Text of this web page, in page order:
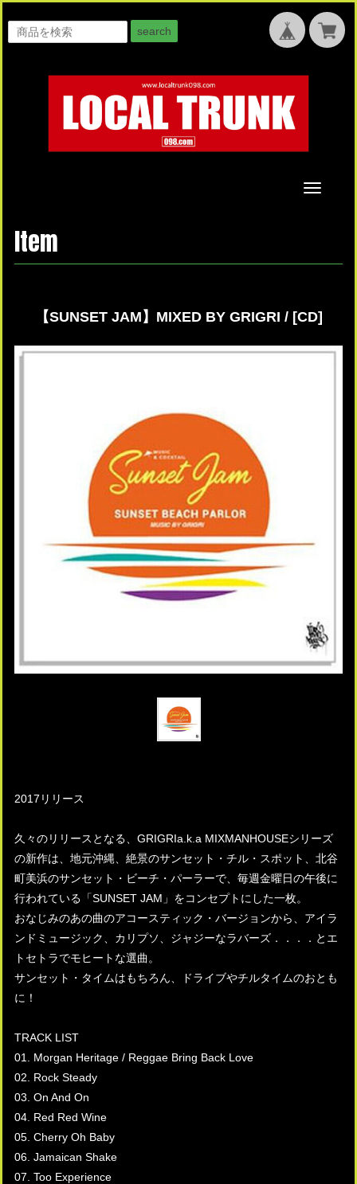
search
Toggle
Item
【SUNSET JAM】MIXED BY GRIGRI / [CD]
2017リリース
久々のリリースとなる、GRIGRIa.k.a MIXMANHOUSEシリーズ
の新作は、地元沖縄、絶景のサンセット・チル・スポット、北谷
町美浜のサンセット・ビーチ・パーラーで、毎週金曜日の午後に
行われている「SUNSET JAM」をコンセプトにした一枚。
おなじみのあの曲のアコースティック・バージョンから、アイラ
ンドミュージック、カリプソ、ジャジーなラバーズ．．．．とエ
トセトラでモヒートな選曲。
サンセット・タイムはもちろん、ドライブやチルタイムのおとも
に！
TRACK LIST
01. Morgan Heritage / Reggae Bring Back Love
02. Rock Steady
03. On And On
04. Red Red Wine
05. Cherry Oh Baby
06. Jamaican Shake
07. Too Experience